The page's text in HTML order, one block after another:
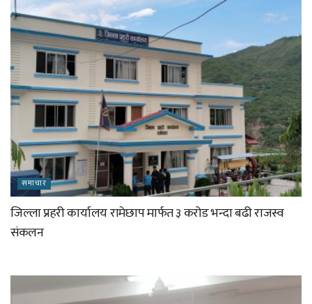
समाचार
जिल्ला प्रहरी कार्यालय रामेछाप मार्फत ३ करोड भन्दा बढी राजस्व
संकलन